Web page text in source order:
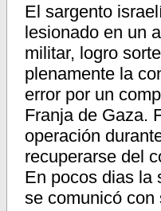
El sargento
lesionado en un
militar, logro
plenamente la
error por un
Franja de Gaza.
operación
recuperarse del
En pocos dias la
se comunicó